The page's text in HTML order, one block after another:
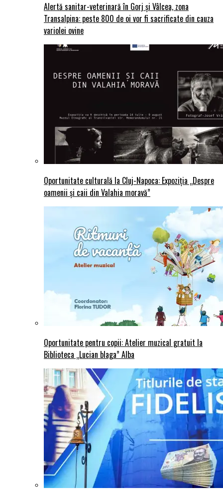
Alertă sanitar-veterinară în Gorj și Vâlcea, zona
Transalpina: peste 800 de oi vor fi sacrificate din cauza
variolei ovine
Oportunitate culturală la Cluj-Napoca: Expoziția „Despre
oamenii și caii din Valahia moravă”
Oportunitate pentru copii: Atelier muzical gratuit la
Biblioteca „Lucian blaga” Alba